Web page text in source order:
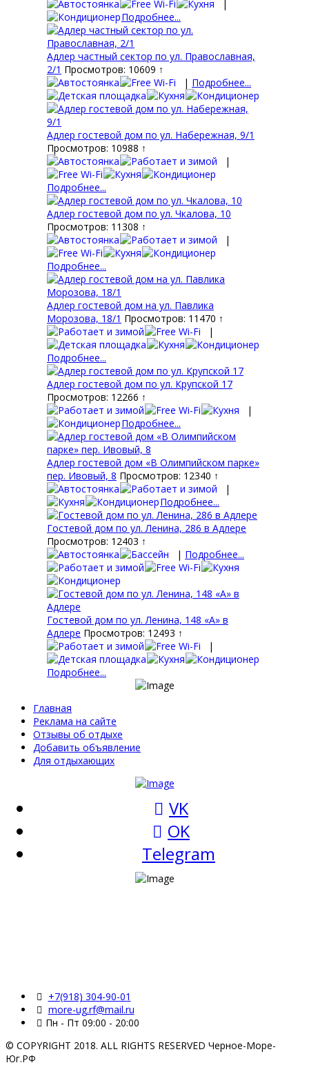
Подробнее...
Адлер частный сектор по ул. Православная,
2/1 Просмотров: 10609 ↑
| Подробнее...
Адлер гостевой дом по ул. Набережная, 9/1
Просмотров: 10988 ↑
|
Подробнее...
Адлер гостевой дом по ул. Чкалова, 10
Просмотров: 11308 ↑
|
Подробнее...
Адлер гостевой дом на ул. Павлика
Морозова, 18/1 Просмотров: 11470 ↑
|
Подробнее...
Адлер гостевой дом по ул. Крупской 17
Просмотров: 12266 ↑
|
Подробнее...
Адлер гостевой дом «В Олимпийском парке»
пер. Ивовый, 8 Просмотров: 12340 ↑
|
Подробнее...
Гостевой дом по ул. Ленина, 286 в Адлере
Просмотров: 12403 ↑
| Подробнее...
Гостевой дом по ул. Ленина, 148 «А» в
Адлере Просмотров: 12493 ↑
|
Подробнее...
Главная
Реклама на сайте
Отзывы об отдыхе
Добавить объявление
Для отдыхающих
VK
OK
Telegram
+7(918) 304-90-01
more-ug.rf@mail.ru
Пн - Пт 09:00 - 20:00
© COPYRIGHT 2018. ALL RIGHTS RESERVED Черное-Море-
Юг.РФ